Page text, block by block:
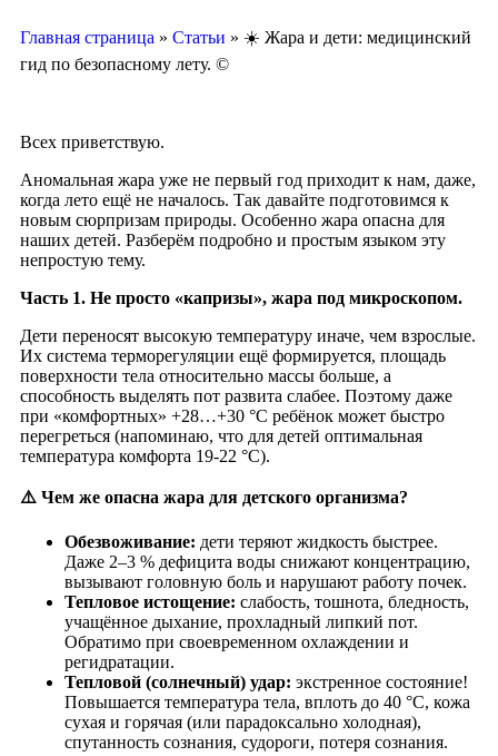
Главная страница » Статьи » ☀️ Жара и дети: медицинский
гид по безопасному лету. ©️
Всех приветствую.
Аномальная жара уже не первый год приходит к нам, даже,
когда лето ещё не началось. Так давайте подготовимся к
новым сюрпризам природы. Особенно жара опасна для
наших детей. Разберём подробно и простым языком эту
непростую тему.
Часть 1. Не просто «капризы», жара под микроскопом.
Дети переносят высокую температуру иначе, чем взрослые.
Их система терморегуляции ещё формируется, площадь
поверхности тела относительно массы больше, а
способность выделять пот развита слабее. Поэтому даже
при «комфортных» +28…+30 °C ребёнок может быстро
перегреться (напоминаю, что для детей оптимальная
температура комфорта 19-22 °C).
⚠️ Чем же опасна жара для детского организма?
Обезвоживание: дети теряют жидкость быстрее.
Даже 2–3 % дефицита воды снижают концентрацию,
вызывают головную боль и нарушают работу почек.
Тепловое истощение: слабость, тошнота, бледность,
учащённое дыхание, прохладный липкий пот.
Обратимо при своевременном охлаждении и
регидратации.
Тепловой (солнечный) удар: экстренное состояние!
Повышается температура тела, вплоть до 40 °C, кожа
сухая и горячая (или парадоксально холодная),
спутанность сознания, судороги, потеря сознания.